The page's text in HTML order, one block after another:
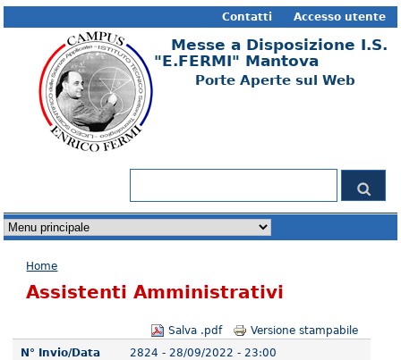
Accesso utente
Contatti
Messe a Disposizione I.S.
"E.FERMI" Mantova
Porte Aperte sul Web
Tu sei qui
Home
Assistenti Amministrativi
Versione stampabile
Salva .pdf
N° Invio/Data
2824 - 28/09/2022 - 23:00